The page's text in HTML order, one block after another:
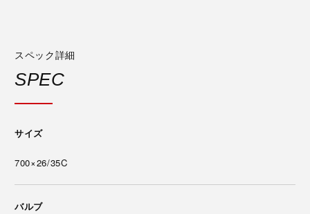
スペック詳細
SPEC
サイズ
700×26/35C
バルブ